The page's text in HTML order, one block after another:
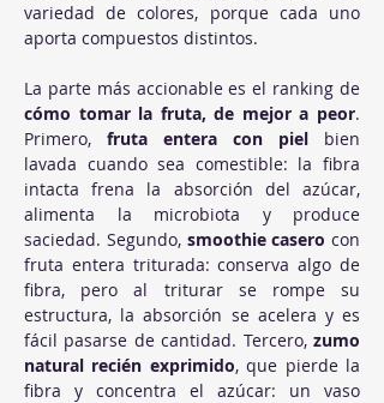
variedad de colores, porque cada uno
aporta compuestos distintos.
cómo tomar la fruta, de mejor a peor.
Primero, fruta entera con piel bien
lavada cuando sea comestible: la fibra
intacta frena la absorción del azúcar,
alimenta la microbiota y produce
saciedad. Segundo, smoothie casero con
fruta entera triturada: conserva algo de
fibra, pero al triturar se rompe su
estructura, la absorción se acelera y es
fácil pasarse de cantidad. Tercero, zumo
natural recién exprimido, que pierde la
fibra y concentra el azúcar: un vaso